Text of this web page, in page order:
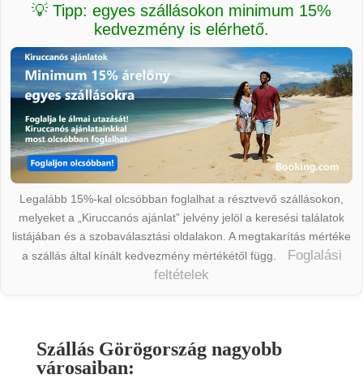
💡 Tipp: egyes szállásokon minimum 15%
kedvezmény is elérhető.
Legalább 15%-kal olcsóbban foglalhat a résztvevő szállásokon,
melyeket a „Kiruccanós ajánlat” jelvény jelöl a keresési találatok
listájában és a szobaválasztási oldalakon. A megtakarítás mértéke
a szállás által kínált kedvezmény mértékétől függ.
Foglalási
feltételek
Szállás Görögország nagyobb
városaiban: